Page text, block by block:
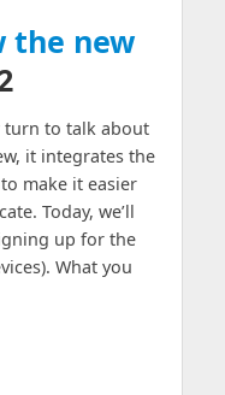
the new
turn to talk about
it integrates the
make it easier
Today, we’ll
up for the
What you